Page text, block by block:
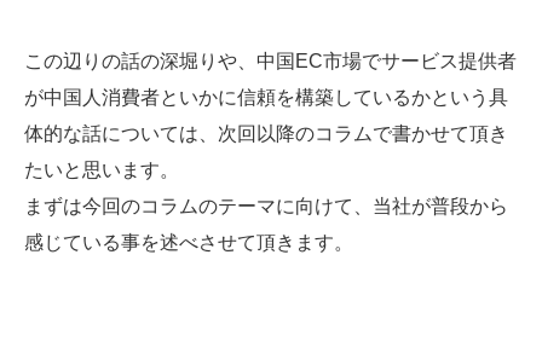
この辺りの話の深堀りや、中国EC市場でサービス提供者
が中国人消費者といかに信頼を構築しているかという具
体的な話については、次回以降のコラムで書かせて頂き
たいと思います。
まずは今回のコラムのテーマに向けて、当社が普段から
感じている事を述べさせて頂きます。